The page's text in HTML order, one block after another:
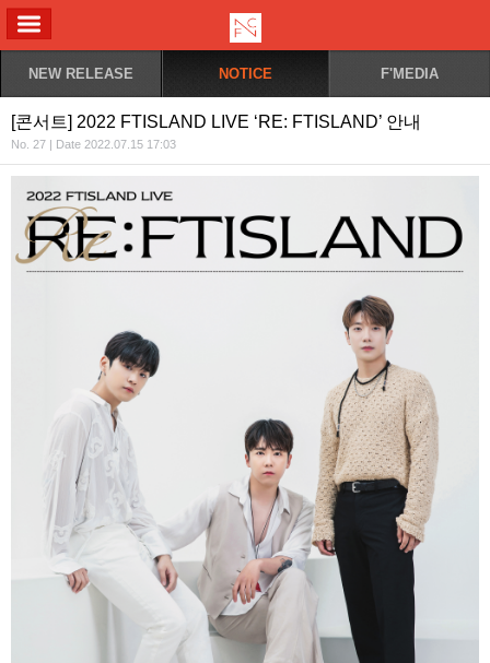
NEW RELEASE NOTICE F'MEDIA
[콘서트] 2022 FTISLAND LIVE ‘RE: FTISLAND’ 안내
No. 27 | Date 2022.07.15 17:03